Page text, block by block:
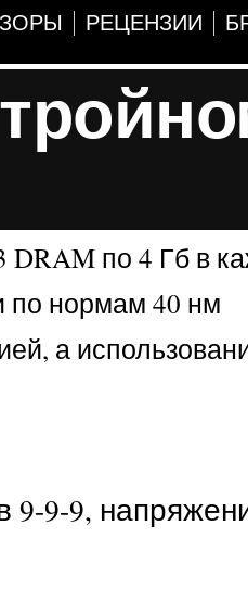
РЕЦЕНЗИИ
DRAM по 4 Гб в
по нормам 40 нм
а
9-9-9,